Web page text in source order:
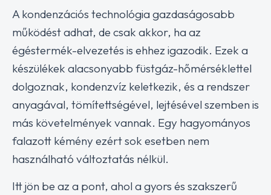
A kondenzációs technológia gazdaságosabb
működést adhat, de csak akkor, ha az
égéstermék-elvezetés is ehhez igazodik. Ezek a
készülékek alacsonyabb füstgáz-hőmérséklettel
dolgoznak, kondenzvíz keletkezik, és a rendszer
anyagával, tömítettségével, lejtésével szemben is
más követelmények vannak. Egy hagyományos
falazott kémény ezért sok esetben nem
használható változtatás nélkül.
Itt jön be az a pont, ahol a gyors és szakszerű